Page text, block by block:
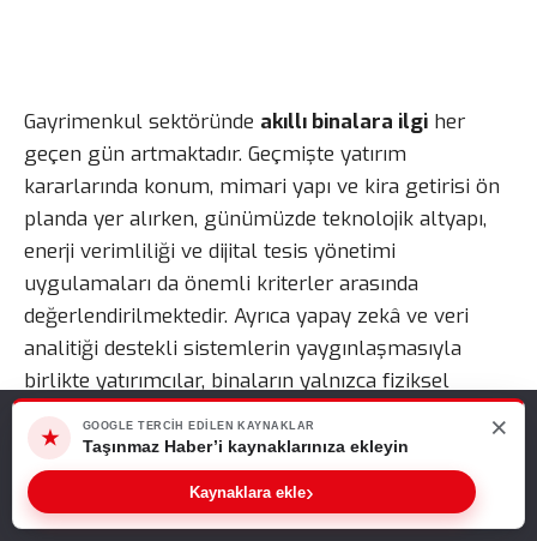
Gayrimenkul sektöründe akıllı binalara ilgi her
geçen gün artmaktadır. Geçmişte yatırım
kararlarında konum, mimari yapı ve kira getirisi ön
planda yer alırken, günümüzde teknolojik altyapı,
enerji verimliliği ve dijital tesis yönetimi
uygulamaları da önemli kriterler arasında
değerlendirilmektedir. Ayrıca yapay zekâ ve veri
analitiği destekli sistemlerin yaygınlaşmasıyla
birlikte yatırımcılar, binaların yalnızca fiziksel
özelliklerine değil, ne kadar verimli yönetildiğine de
odaklanmaktadır.
Akıllı Binalara İlgi Neden Artıyor?
Web sitemizde size en iyi deneyimi sunabilmemiz için çerezleri
kullanıyoruz. Bu siteyi kullanmaya devam ederseniz, bunu kabul
ettiğinizi varsayarız.
Tamam
★
GOOGLE TERCIH EDILEN KAYNAKLAR
Taşınmaz Haber’i kaynaklarınıza ekleyin
Kaynaklara ekle›
×